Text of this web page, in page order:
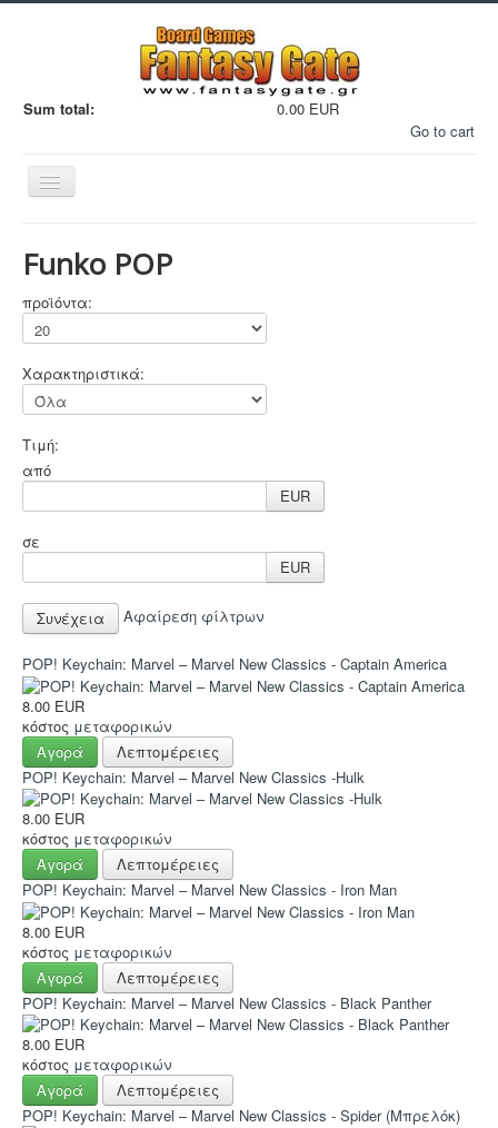
Sum total:
0.00 EUR
Go to cart
Εναλλαγή
πλοήγησης
Μινιατούρες
Sleeves
Funko POP
Στρατηγικής
Φαντασίας
Οικογενειακά
2-Παίκτες
Ελληνικά
Χρώματα
TCG-LCG
Παιχνίδια Ρόλου
Puzzle
Deco & Ένδυση
Hot Deals!
Αρχική σελίδα
Funko POP
προϊόντα:
Χαρακτηριστικά:
Τιμή:
από
EUR
σε
EUR
Αφαίρεση φίλτρων
POP! Keychain: Marvel – Marvel New Classics - Captain America
8.00 EUR
κόστος μεταφορικών
Αγορά
Λεπτομέρειες
POP! Keychain: Marvel – Marvel New Classics -Hulk
8.00 EUR
κόστος μεταφορικών
Αγορά
Λεπτομέρειες
POP! Keychain: Marvel – Marvel New Classics - Iron Man
8.00 EUR
κόστος μεταφορικών
Αγορά
Λεπτομέρειες
POP! Keychain: Marvel – Marvel New Classics - Black Panther
8.00 EUR
κόστος μεταφορικών
Αγορά
Λεπτομέρειες
POP! Keychain: Marvel – Marvel New Classics - Spider (Μπρελόκ)